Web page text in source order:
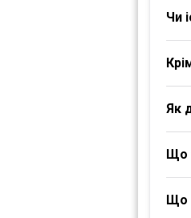
Чи
Як
Що
Що